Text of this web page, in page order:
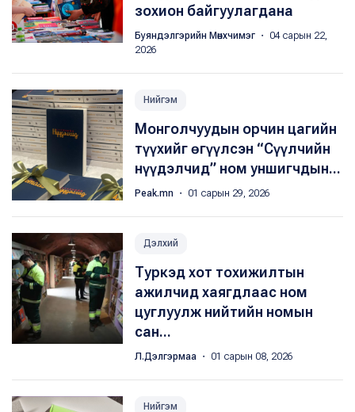
зохион байгуулагдана
Буяндэлгэрийн Мөнхчимэг ・ 04 сарын 22,
2026
Нийгэм
Монголчуудын орчин цагийн
түүхийг өгүүлсэн “Сүүлчийн
нүүдэлчид” ном уншигчдын...
Peak.mn ・ 01 сарын 29, 2026
Дэлхий
Туркэд хот тохижилтын
ажилчид хаягдлаас ном
цуглуулж нийтийн номын
сан...
Л.Дэлгэрмаа ・ 01 сарын 08, 2026
Нийгэм